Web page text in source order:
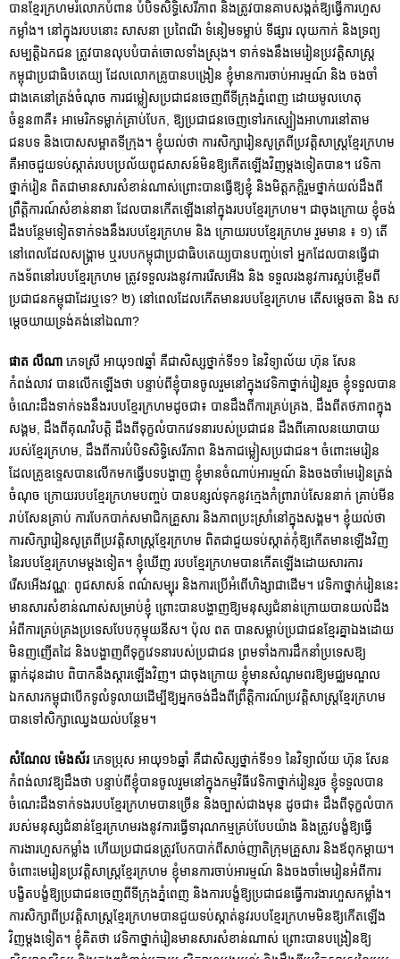
បានខ្មែរក្រហមរំលោភបំពាន បំបិទសិទ្ធិសេរីភាព និងត្រូវបានគាបសង្កត់ឱ្យធ្វើការហួស
កម្លាំង។ នៅក្នុងរបបនោះ សាសនា ប្រពៃណី ទំនៀមទម្លាប់ ទីផ្សារ លុយកាក់ និងទ្រព្យ
សម្បត្តិឯកជន ត្រូវបានលុបបំបាត់ចោលទាំងស្រុង។ ទាក់ទងនឹងមេរៀនប្រវត្តិសាស្ត្រ
កម្ពុជាប្រជាធិបតេយ្យ ដែលលោកគ្រូបានបង្រៀន ខ្ញុំមានការចាប់អារម្មណ៍ និង ចងចាំ
ជាងគេនៅត្រង់ចំណុច ការជម្លៀសប្រជាជនចេញពីទីក្រុងភ្នំពេញ ដោយមូលហេតុ
ចំនួន៣គឺ៖ អាមេរិកទម្លាក់គ្រាប់បែក, ឱ្យប្រជាជនចេញទៅរកស្បៀងអាហារនៅតាម
ជនបទ និងបោសសម្អាតទីក្រុង។ ខ្ញុំយល់ថា ការសិក្សារៀនសូត្រពីប្រវត្តិសាស្ត្រខ្មែរក្រហម
គឺអាចជួយទប់ស្កាត់របបប្រល័យពូជសាសន៍មិនឱ្យកើតឡើងវិញម្តងទៀតបាន។ វេទិកា
ថ្នាក់រៀន ពិតជាមានសារសំខាន់ណាស់ព្រោះបានធ្វើឱ្យខ្ញុំ និងមិត្តភក្តិរួមថ្នាក់យល់ដឹងពី
ព្រឹត្តិការណ៍សំខាន់នានា ដែលបានកើតឡើងនៅក្នុងរបបខ្មែរក្រហម។ ជាចុងក្រោយ ខ្ញុំចង់
ដឹងបន្ថែមទៀតទាក់ទងនឹងរបបខ្មែរក្រហម និង ក្រោយរបបខ្មែរក្រហម រួមមាន ៖ ១) តើ
នៅពេលដែលសង្គ្រាម ឬរបបកម្ពុជាប្រជាធិបតេយ្យបានបញ្ចប់ទៅ អ្នកដែលបានធ្វើជា
កងទ័ពនៅរបបខ្មែរក្រហម ត្រូវទទួលរងនូវការរើសអើង និង ទទួលរងនូវការស្អប់ខ្ពើមពី
ប្រជាជនកម្ពុជាដែរឬទេ? ២) នៅពេលដែលកើតមានរបបខ្មែរក្រហម តើសម្តេចតា និង ស
ម្តេចយាយទ្រង់គង់នៅឯណា?
ផាត លីណា ភេទស្រី អាយុ១៧ឆ្នាំ គឺជាសិស្សថ្នាក់ទី១១ នៃវិទ្យាល័យ ហ៊ុន សែន
កំពង់លាវ បានលើកឡើងថា បន្ទាប់ពីខ្ញុំបានចូលរួមនៅក្នុងវេទិកាថ្នាក់រៀនរួច ខ្ញុំទទួលបាន
ចំណេះដឹងទាក់ទងនឹងរបបខ្មែរក្រហមដូចជា៖ បានដឹងពីការគ្រប់គ្រង, ដឹងពីតថភាពក្នុង
សង្គម, ដឹងពីគុណវិបត្តិ ដឹងពីទុក្ខលំបាកវេទនារបស់ប្រជាជន ដឹងពីគោលនយោបាយ
របស់ខ្មែរក្រហម, ដឹងពីការបំបិទសិទ្ធិសេរីភាព និងកាជម្លៀសប្រជាជន។ ចំពោះមេរៀន
ដែលគ្រូឧទ្ទេសបានលើកមកធ្វើបទបង្ហាញ ខ្ញុំមានចំណាប់អារម្មណ៍ និងចងចាំមេរៀនត្រង់
ចំណុច ក្រោយរបបខ្មែរក្រហមបញ្ចប់ បានបន្សល់ទុកនូវក្មេងកំព្រារាប់សែននាក់ គ្រាប់មីន
រាប់សែនគ្រាប់ ការបែកបាក់សមាជិកគ្រួសារ និងភាពប្រះស្រាំនៅក្នុងសង្គម។ ខ្ញុំយល់ថា
ការសិក្សារៀនសូត្រពីប្រវត្តិសាស្រ្តខ្មែរក្រហម ពិតជាជួយទប់ស្កាត់កុំឱ្យកើតមានឡើងវិញ
នៃរបបខ្មែរក្រហមម្ដងទៀត។ ខ្ញុំឃើញ របបខ្មែរក្រហមបានកើតឡើងដោយសារការ
រើសអើងវណ្ណៈ ពូជសាសន៍ ពណ៌សម្បុរ និងការប្រើអំពើហិង្សាជាដើម។ វេទិកាថ្នាក់រៀននេះ
មានសារសំខាន់ណាស់សម្រាប់ខ្ញុំ ព្រោះបានបង្ហាញឱ្យមនុស្សជំនាន់ក្រោយបានយល់ដឹង
អំពីការគ្រប់គ្រងប្រទេសបែបកុម្មុយនីស។ ប៉ុល ពត បានសម្លាប់ប្រជាជនខ្មែរគ្នាឯងដោយ
មិនញញើតដៃ និងបង្ហាញពីទុក្ខវេទនារបស់ប្រជាជន ព្រមទាំងការដឹកនាំប្រទេសឱ្យ
ធ្លាក់ដុនដាប ពិបាកនឹងស្ដារឡើងវិញ។ ជាចុងក្រោយ ខ្ញុំមានសំណូមពរឱ្យមជ្ឈមណ្ឌល
ឯកសារកម្ពុជាបើកទូលំទូលាយដើម្បីឱ្យអ្នកចង់ដឹងពីព្រឹត្តិការណ៍ប្រវត្តិសាស្រ្តខ្មែរក្រហម
បានទៅសិក្សាឈ្វេងយល់បន្ថែម។
សំណែល ម៉េងស័រភេទប្រុស អាយុ១៦ឆ្នាំ គឺជាសិស្សថ្នាក់ទី១១ នៃវិទ្យាល័យ ហ៊ុន សែន
កំពង់លាវឱ្យដឹងថា បន្ទាប់ពីខ្ញុំបានចូលរួមនៅក្នុងកម្មវិធីវេទិកាថ្នាក់រៀនរួច ខ្ញុំទទួលបាន
ចំណេះដឹងទាក់ទងរបបខ្មែរក្រហមបានច្រើន និងច្បាស់ជាងមុន ដូចជា៖ ដឹងពីទុក្ខលំបាក
របស់មនុស្សជំនាន់ខ្មែរក្រហមរងនូវការធ្វើទារុណកម្មគ្រប់បែបយ៉ាង និងត្រូវបង្ខំឱ្យធ្វើ
ការងារហួសកម្លាំង ហើយប្រជាជនត្រូវបែកបាក់ពីសាច់ញាតិក្រុមគ្រួសារ និងឪពុកម្ដាយ។
ចំពោះមេរៀនប្រវត្តិសាស្ត្រខ្មែរក្រហម ខ្ញុំមានការចាប់អារម្មណ៍ និងចងចាំមេរៀនអំពីការ
បង្ខិតបង្ខំឱ្យប្រជាជនចេញពីទីក្រុងភ្នំពេញ និងការបង្ខំឱ្យប្រជាជនធ្វើការងារហួសកម្លាំង។
ការសិក្សាពីប្រវត្តិសាស្រ្តខ្មែរក្រហមបានជួយទប់ស្កាត់នូវរបបខ្មែរក្រហមមិនឱ្យកើតឡើង
វិញម្ដងទៀត។ ខ្ញុំគិតថា វេទិកាថ្នាក់រៀនមានសារសំខាន់ណាស់ ព្រោះបានបង្រៀនឱ្យ